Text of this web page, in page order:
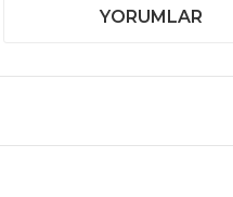
YORUMLAR